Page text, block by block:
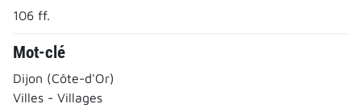
106 ff.
Mot-clé
Dijon (Côte-d'Or)
Villes - Villages